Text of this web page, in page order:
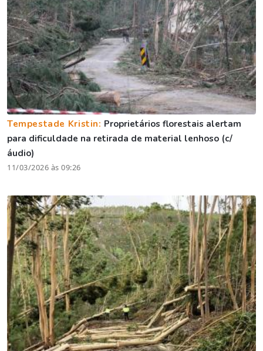
Tempestade Kristin: Proprietários florestais alertam
para dificuldade na retirada de material lenhoso (c/
áudio)
11/03/2026 às 09:26